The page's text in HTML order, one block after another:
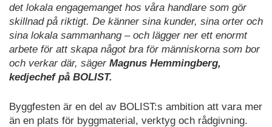
det lokala engagemanget hos våra handlare som gör
skillnad på riktigt. De känner sina kunder, sina orter och
sina lokala sammanhang – och lägger ner ett enormt
arbete för att skapa något bra för människorna som bor
och verkar där, säger Magnus Hemmingberg,
kedjechef på BOLIST.
Byggfesten är en del av BOLIST:s ambition att vara mer
än en plats för byggmaterial, verktyg och rådgivning.